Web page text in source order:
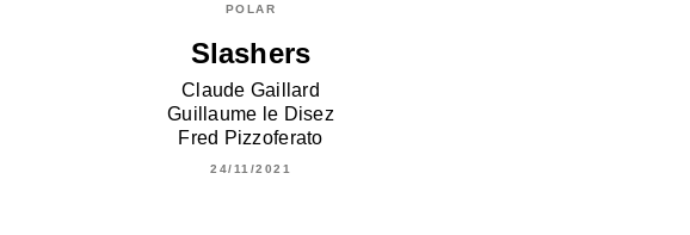
POLAR
Slashers
Claude Gaillard
Guillaume le Disez
Fred Pizzoferato
24/11/2021